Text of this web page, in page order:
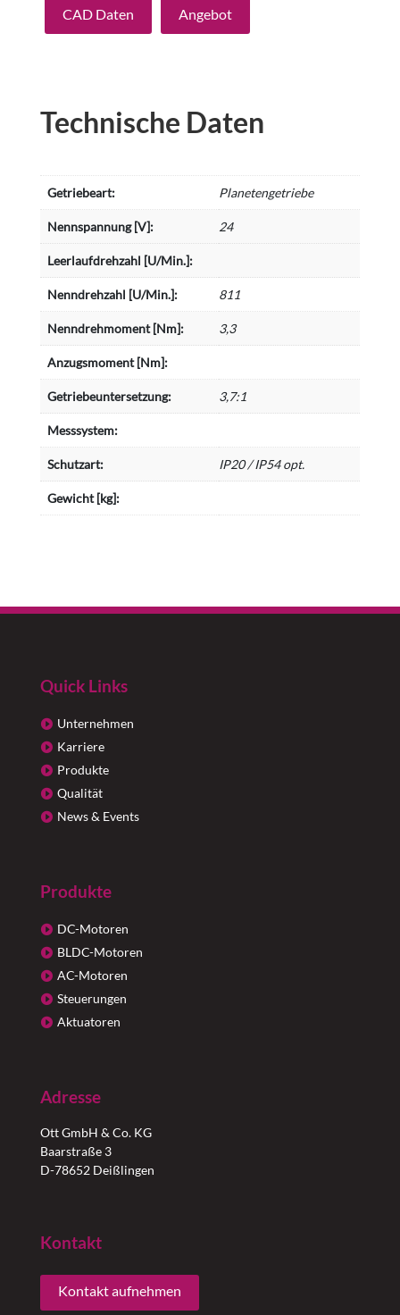
CAD Daten Angebot
Technische Daten
Getriebeart: Planetengetriebe
Nennspannung [V]: 24
Leerlaufdrehzahl [U/Min.]:
Nenndrehzahl [U/Min.]: 811
Nenndrehmoment [Nm]: 3,3
Anzugsmoment [Nm]:
Getriebeuntersetzung: 3,7:1
Messsystem:
Schutzart: IP20 / IP54 opt.
Gewicht [kg]:
Quick Links
Unternehmen
Karriere
Produkte
Qualität
News & Events
Produkte
DC-Motoren
BLDC-Motoren
AC-Motoren
Steuerungen
Aktuatoren
Adresse
Ott GmbH & Co. KG
Baarstraße 3
D-78652 Deißlingen
Kontakt
Kontakt aufnehmen